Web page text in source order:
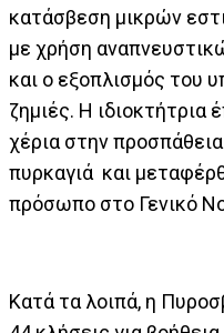
κατάσβεση μικρών
με χρήση
και ο εξοπλισμός του
ζημιές. Η
χέρια στην
πυρκαγιά και
πρόσωπο στο Γενικό
Κατά τα λοιπά, η